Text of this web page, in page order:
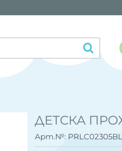
ДЕТСКА
Арт.№: PRLC02305BL